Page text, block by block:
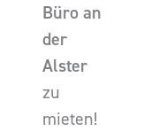
Büro an
der
Alster
zu
mieten!